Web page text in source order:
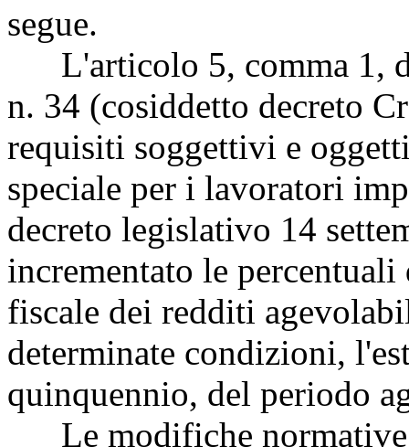
segue.
L'articolo 5, comma 1,
n. 34 (cosiddetto decreto
requisiti soggettivi e
speciale per i lavoratori
decreto legislativo 14
incrementato le
fiscale dei redditi
determinate condizioni,
quinquennio, del periodo
Le modifiche normative